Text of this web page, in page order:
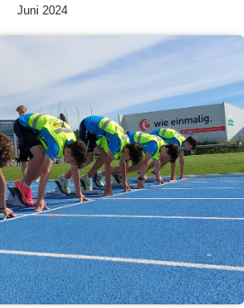
Juni 2024